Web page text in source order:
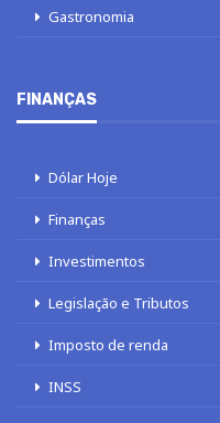
Gastronomia
FINANÇAS
Dólar Hoje
Finanças
Investimentos
Legislação e Tributos
Imposto de renda
INSS